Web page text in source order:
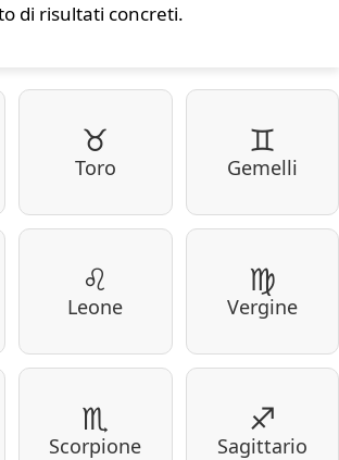
di risultati concreti.
♉
Toro
♊
Gemelli
♌
Leone
♍
Vergine
♏
Scorpione
♐
Sagittario